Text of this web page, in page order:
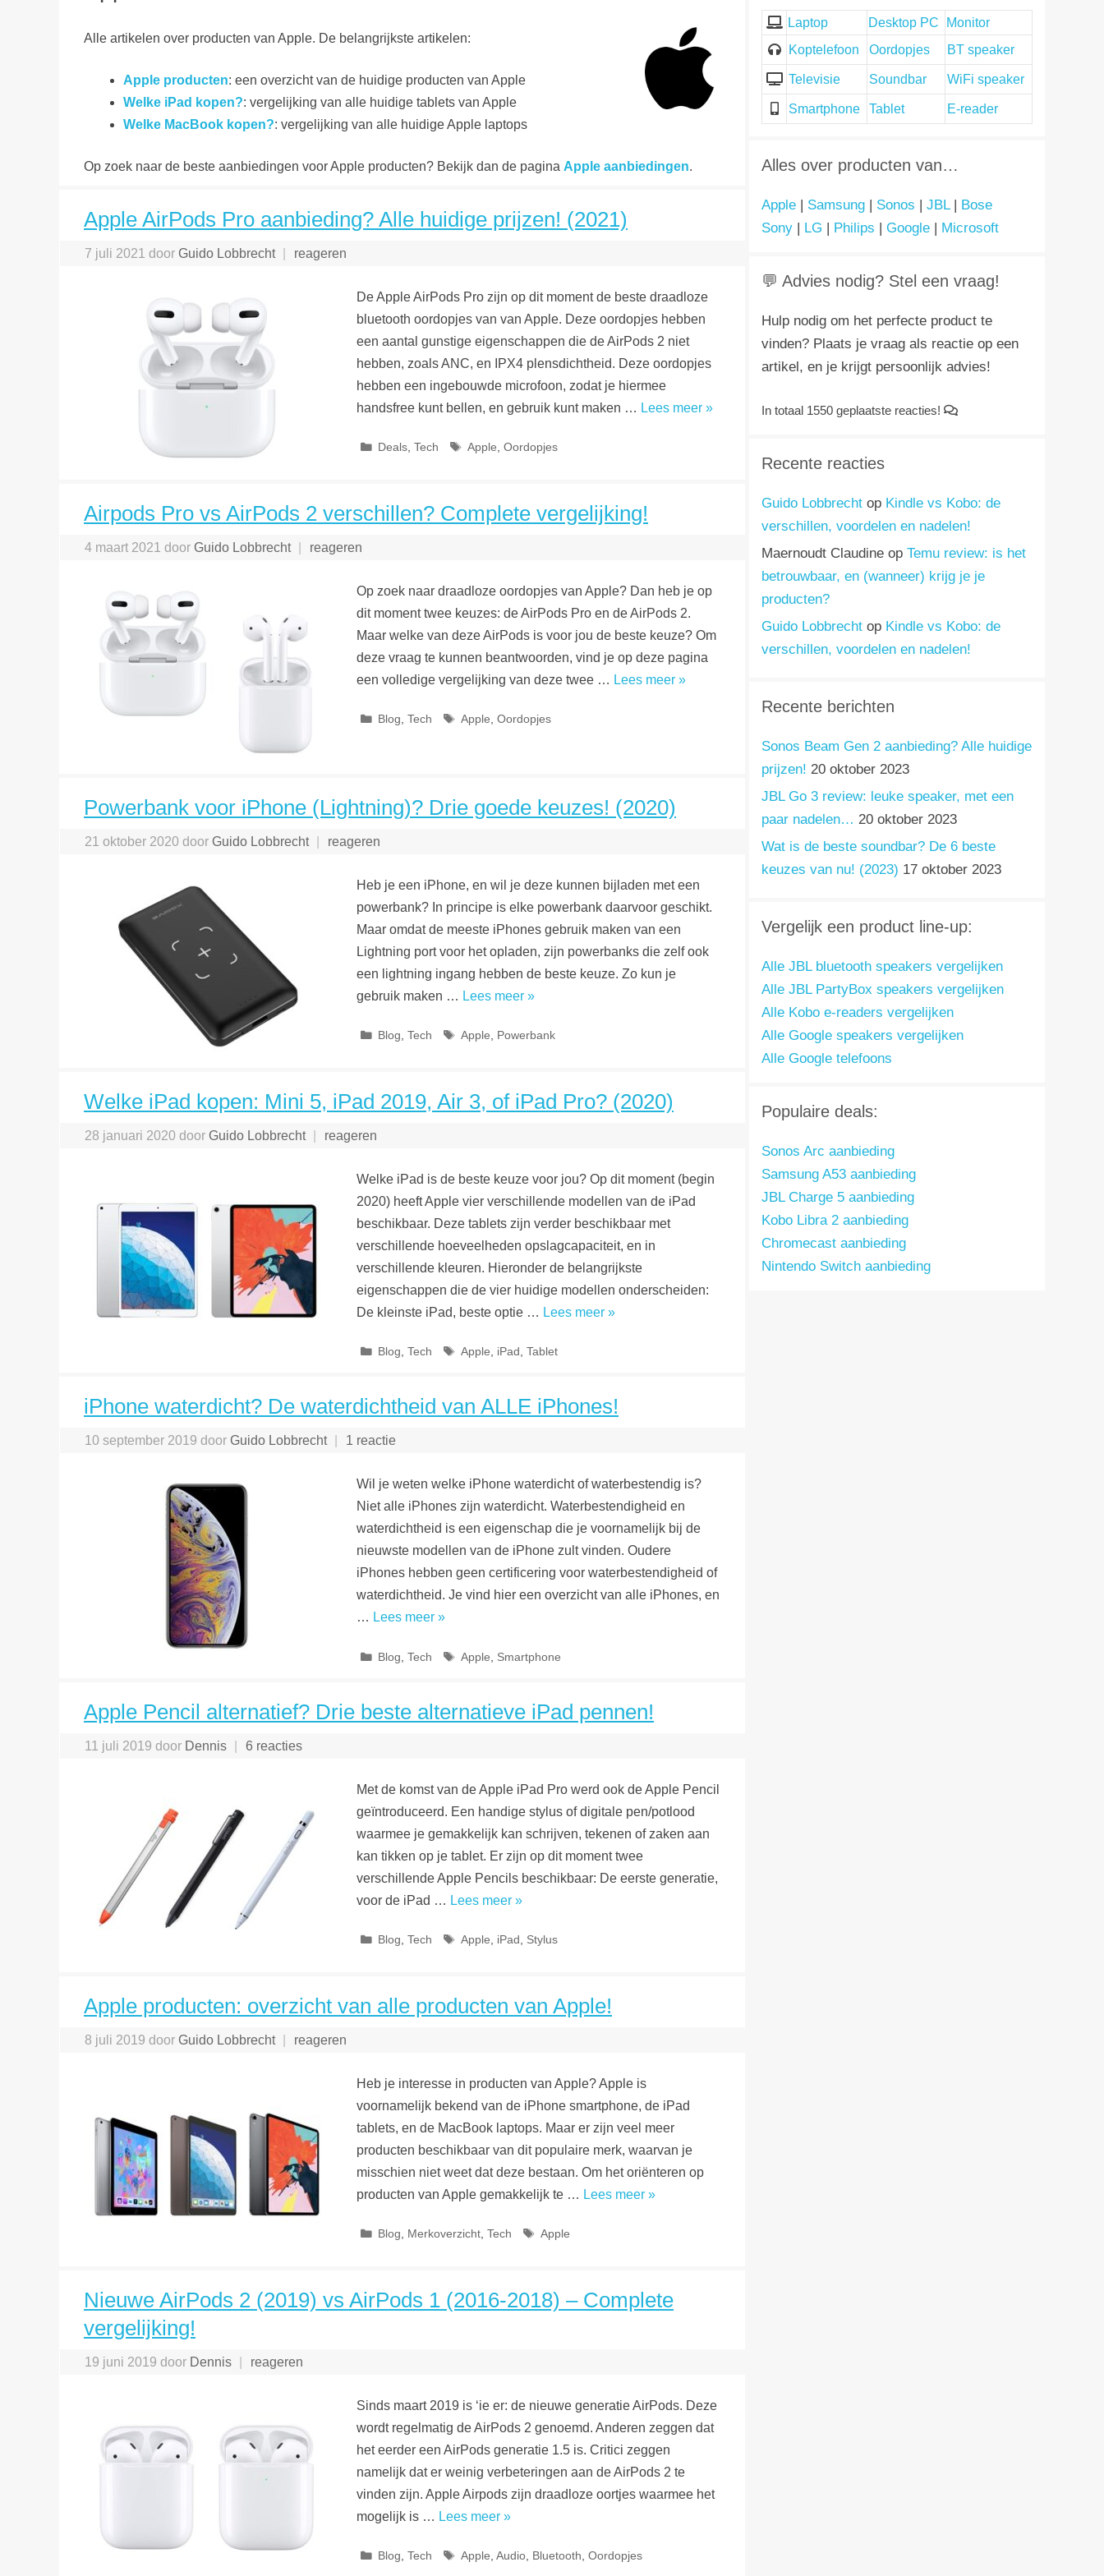
Alle artikelen over producten van Apple. De belangrijkste artikelen:
Apple producten: een overzicht van de huidige producten van Apple
Welke iPad kopen?: vergelijking van alle huidige tablets van Apple
Welke MacBook kopen?: vergelijking van alle huidige Apple laptops
Op zoek naar de beste aanbiedingen voor Apple producten? Bekijk dan de pagina Apple aanbiedingen.
Apple AirPods Pro aanbieding? Alle huidige prijzen! (2021)
7 juli 2021 door Guido Lobbrecht reageren
De Apple AirPods Pro zijn op dit moment de beste draadloze
bluetooth oordopjes van van Apple. Deze oordopjes hebben
een aantal gunstige eigenschappen die de AirPods 2 niet
hebben, zoals ANC, en IPX4 plensdichtheid. Deze oordopjes
hebben een ingebouwde microfoon, zodat je hiermee
handsfree kunt bellen, en gebruik kunt maken … Lees meer »
Categorieën
Deals,Tech Tags
Apple,Oordopjes
Airpods Pro vs AirPods 2 verschillen? Complete vergelijking!
4 maart 2021 door Guido Lobbrecht reageren
Op zoek naar draadloze oordopjes van Apple? Dan heb je op
dit moment twee keuzes: de AirPods Pro en de AirPods 2.
Maar welke van deze AirPods is voor jou de beste keuze? Om
deze vraag te kunnen beantwoorden, vind je op deze pagina
een volledige vergelijking van deze twee … Lees meer »
Categorieën
Blog,Tech Tags
Apple,Oordopjes
Powerbank voor iPhone (Lightning)? Drie goede keuzes! (2020)
21 oktober 2020 door Guido Lobbrecht reageren
Heb je een iPhone, en wil je deze kunnen bijladen met een
powerbank? In principe is elke powerbank daarvoor geschikt.
Maar omdat de meeste iPhones gebruik maken van een
Lightning port voor het opladen, zijn powerbanks die zelf ook
een lightning ingang hebben de beste keuze. Zo kun je
gebruik maken … Lees meer »
Categorieën
Blog,Tech Tags
Apple, Powerbank
Welke iPad kopen: Mini 5, iPad 2019, Air 3, of iPad Pro? (2020)
28 januari 2020 door Guido Lobbrecht reageren
Welke iPad is de beste keuze voor jou? Op dit moment (begin
2020) heeft Apple vier verschillende modellen van de iPad
beschikbaar. Deze tablets zijn verder beschikbaar met
verschillende hoeveelheden opslagcapaciteit, en in
verschillende kleuren. Hieronder de belangrijkste
eigenschappen die de vier huidige modellen onderscheiden:
De kleinste iPad, beste optie … Lees meer »
Categorieën
Blog,Tech Tags
Apple, iPad ,Tablet
iPhone waterdicht? De waterdichtheid van ALLE iPhones!
10 september 2019 door Guido Lobbrecht 1 reactie
Wil je weten welke iPhone waterdicht of waterbestendig is?
Niet alle iPhones zijn waterdicht. Waterbestendigheid en
waterdichtheid is een eigenschap die je voornamelijk bij de
nieuwste modellen van de iPhone zult vinden. Oudere
iPhones hebben geen certificering voor waterbestendigheid of
waterdichtheid. Je vind hier een overzicht van alle iPhones, en
… Lees meer »
Categorieën
Blog ,Tech Tags
Apple Smartphone
Apple Pencil alternatief? Drie beste alternatieve iPad pennen!
11 juli 2019 door Dennis 6 reacties
Met de komst van de Apple iPad Pro werd ook de Apple Pencil
geïntroduceerd. Een handige stylus of digitale pen/potlood
waarmee je gemakkelijk kan schrijven, tekenen of zaken aan
kan tikken op je tablet. Er zijn op dit moment twee
verschillende Apple Pencils beschikbaar: De eerste generatie,
voor de iPad … Lees meer »
Categorieën
Blog,Tech Tags
Apple, iPad , Stylus
Apple producten: overzicht van alle producten van Apple!
8 juli 2019 door Guido Lobbrecht reageren
Heb je interesse in producten van Apple? Apple is
voornamelijk bekend van de iPhone smartphone, de iPad
tablets, en de MacBook laptops. Maar er zijn veel meer
producten beschikbaar van dit populaire merk, waarvan je
misschien niet weet dat deze bestaan. Om het oriënteren op
producten van Apple gemakkelijk te … Lees meer »
Categorieën
Blog, Merkoverzicht,Tech Tags
Apple
Nieuwe AirPods 2 (2019) vs AirPods 1 (2016-2018) – Complete
vergelijking!
19 juni 2019 door Dennis reageren
Sinds maart 2019 is ‘ie er: de nieuwe generatie AirPods. Deze
wordt regelmatig de AirPods 2 genoemd. Anderen zeggen dat
het eerder een AirPods generatie 1.5 is. Critici zeggen
namelijk dat er weinig verbeteringen aan de AirPods 2 te
vinden zijn. Apple Airpods zijn draadloze oortjes waarmee het
mogelijk is … Lees meer »
Categorieën
Blog,Tech Tags
Apple,Audio, Bluetooth,Oordopjes
Laptop Desktop PC
Monitor
Koptelefoon
Oordopjes BT speaker
Televisie Soundbar WiFi speaker
Smartphone Tablet E-reader
Alles over producten van…
Apple | Samsung | Sonos | JBL| Bose
Sony | LG | Philips | Google | Microsoft
💬 Advies nodig? Stel een vraag!
Hulp nodig om het perfecte product te
vinden? Plaats je vraag als reactie op een
artikel, en je krijgt persoonlijk advies!
In totaal 1550 geplaatste reacties!
Recente reacties
Guido Lobbrecht op Kindle vs Kobo: de
verschillen, voordelen en nadelen!
Maernoudt Claudine op Temu review: is het
betrouwbaar, en (wanneer) krijg je je
producten?
Guido Lobbrecht op Kindle vs Kobo: de
verschillen, voordelen en nadelen!
Recente berichten
Sonos Beam Gen 2 aanbieding? Alle huidige
prijzen! 20 oktober 2023
JBL Go 3 review: leuke speaker, met een
paar nadelen… 20 oktober 2023
Wat is de beste soundbar? De 6 beste
keuzes van nu! (2023) 17 oktober 2023
Vergelijk een product line-up:
Alle JBL bluetooth speakers vergelijken
Alle JBL PartyBox speakers vergelijken
Alle Kobo e-readers vergelijken
Alle Google speakers vergelijken
Alle Google telefoons
Populaire deals:
Sonos Arc aanbieding
Samsung A53 aanbieding
JBL Charge 5 aanbieding
Kobo Libra 2 aanbieding
Chromecast aanbieding
Nintendo Switch aanbieding